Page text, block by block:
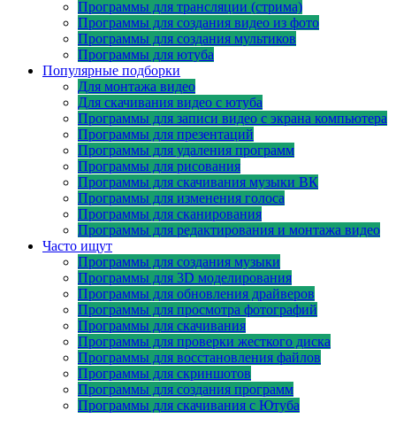
Программы для трансляции (стрима)
Программы для создания видео из фото
Программы для создания мультиков
Программы для ютуба
Популярные подборки
Для монтажа видео
Для скачивания видео с ютуба
Программы для записи видео с экрана компьютера
Программы для презентаций
Программы для удаления программ
Программы для рисования
Программы для скачивания музыки ВК
Программы для изменения голоса
Программы для сканирования
Программы для редактирования и монтажа видео
Часто ищут
Программы для создания музыки
Программы для 3D моделирования
Программы для обновления драйверов
Программы для просмотра фотографий
Программы для скачивания
Программы для проверки жесткого диска
Программы для восстановления файлов
Программы для скриншотов
Программы для создания программ
Программы для скачивания с Ютуба